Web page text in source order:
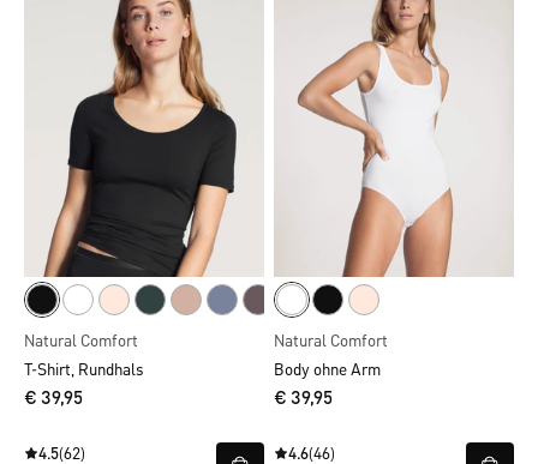
Natural Comfort
T-Shirt, Rundhals
€ 39,95
4.5(62)
Natural Comfort
Body ohne Arm
€ 39,95
4.6(46)